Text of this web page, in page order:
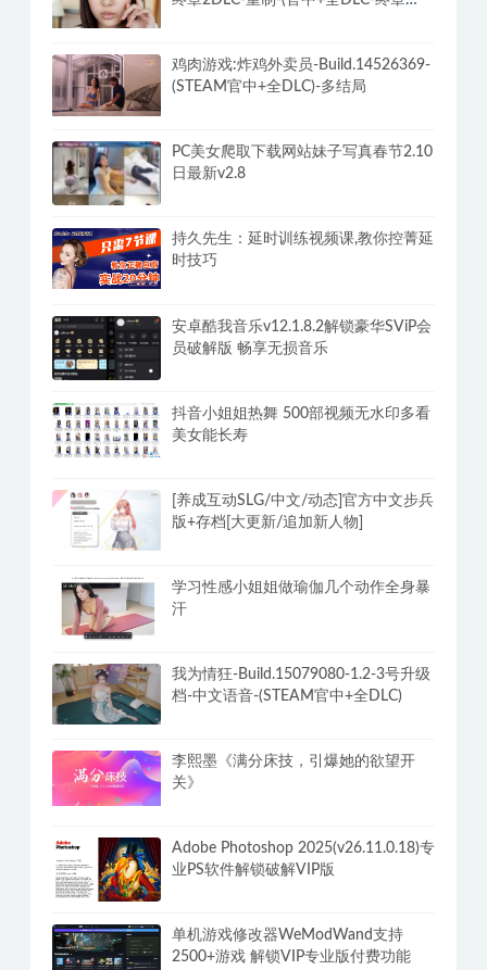
鸡肉游戏:炸鸡外卖员-Build.14526369-
(STEAM官中+全DLC)-多结局
PC美女爬取下载网站妹子写真春节2.10
日最新v2.8
持久先生：延时训练视频课,教你控菁延
时技巧
安卓酷我音乐v12.1.8.2解锁豪华SViP会
员破解版 畅享无损音乐
抖音小姐姐热舞 500部视频无水印多看
美女能长寿
[养成互动SLG/中文/动态]官方中文步兵
版+存档[大更新/追加新人物]
学习性感小姐姐做瑜伽几个动作全身暴
汗
我为情狂-Build.15079080-1.2-3号升级
档-中文语音-(STEAM官中+全DLC)
李熙墨《满分床技，引爆她的欲望开
关》
Adobe Photoshop 2025(v26.11.0.18)专
业PS软件解锁破解VIP版
单机游戏修改器WeModWand支持
2500+游戏 解锁VIP专业版付费功能